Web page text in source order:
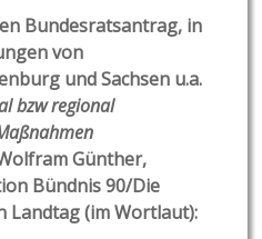
Bundesratsantrag, in
von
und Sachsen u.a.
bzw regional
Günther,
Bündnis 90/Die
Landtag (im Wortlaut):